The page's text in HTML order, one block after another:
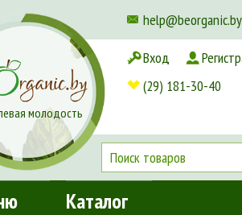
help@beorganic.by
Доставка и оплата
молодость
Вход
(29) 181-30-40
Каталог